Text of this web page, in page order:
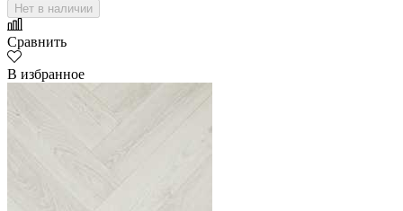
Нет в наличии
Сравнить
В избранное